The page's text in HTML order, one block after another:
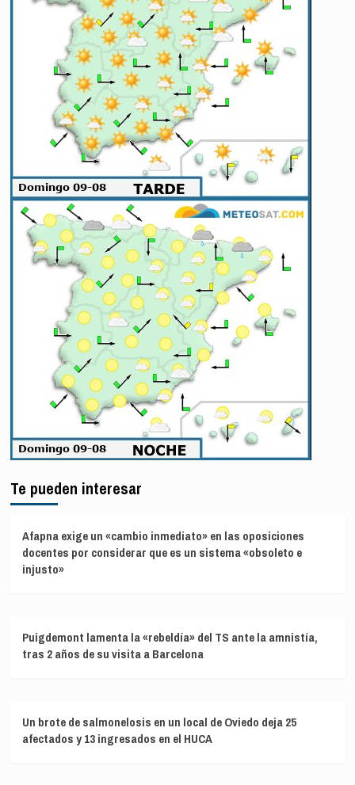
Te pueden interesar
Afapna exige un «cambio inmediato» en las oposiciones
docentes por considerar que es un sistema «obsoleto e
injusto»
Puigdemont lamenta la «rebeldía» del TS ante la amnistía,
tras 2 años de su visita a Barcelona
Un brote de salmonelosis en un local de Oviedo deja 25
afectados y 13 ingresados en el HUCA